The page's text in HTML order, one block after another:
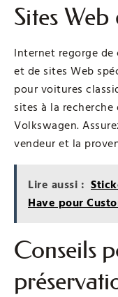
Sites
Internet regorge
et de sites Web
pour voitures
sites à la recherche
Volkswagen.
vendeur et la
Lire aussi :
Have pour
Conseils